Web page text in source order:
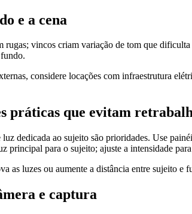
e a cena
rugas; vincos criam variação de tom que
considere locações com infraestrutura
práticas que evitam
dedicada ao sujeito são prioridades. Use
principal para o sujeito; ajuste a intensidade
as luzes ou aumente a distância entre sujeito
e captura